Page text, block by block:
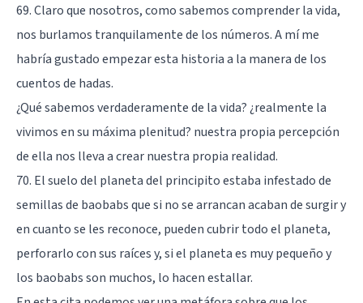
69. Claro que nosotros, como sabemos comprender la vida,
nos burlamos tranquilamente de los números. A mí me
habría gustado empezar esta historia a la manera de los
cuentos de hadas.
¿Qué sabemos verdaderamente de la vida? ¿realmente la
vivimos en su máxima plenitud? nuestra propia percepción
de ella nos lleva a crear nuestra propia realidad.
70. El suelo del planeta del principito estaba infestado de
semillas de baobabs que si no se arrancan acaban de surgir y
en cuanto se les reconoce, pueden cubrir todo el planeta,
perforarlo con sus raíces y, si el planeta es muy pequeño y
los baobabs son muchos, lo hacen estallar.